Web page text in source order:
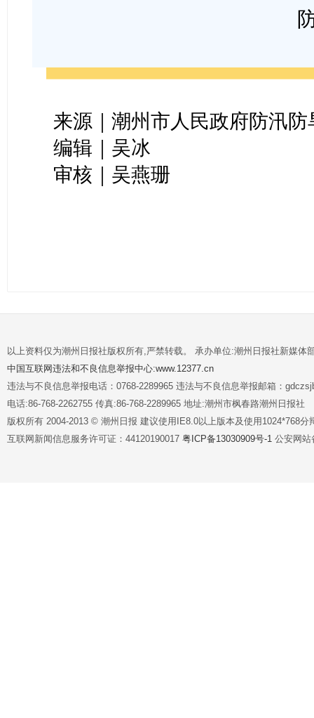
来源｜潮州市人民政府防汛
编辑｜吴冰
审核｜吴燕珊
以上资料仅为潮州日报社版权所有,严禁转载。 承办单位:潮州日报社新媒体
中国互联网违法和不良信息举报中心:www.12377.cn
违法与不良信息举报电话：0768-2289965 违法与不良信息举报邮箱：
电话:86-768-2262755 传真:86-768-2289965 地址:潮州市枫春路潮州日报社
版权所有 2004-2013 © 潮州日报 建议使用IE8.0以上版本及使用1024*768分
互联网新闻信息服务许可证：44120190017 粤ICP备13030909号-1 公安网站